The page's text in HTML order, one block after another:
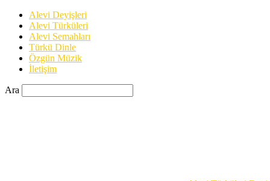
Alevi Deyişleri
Alevi Türküleri
Alevi Semahları
Türkü Dinle
Özgün Müzik
İletişim
Ara